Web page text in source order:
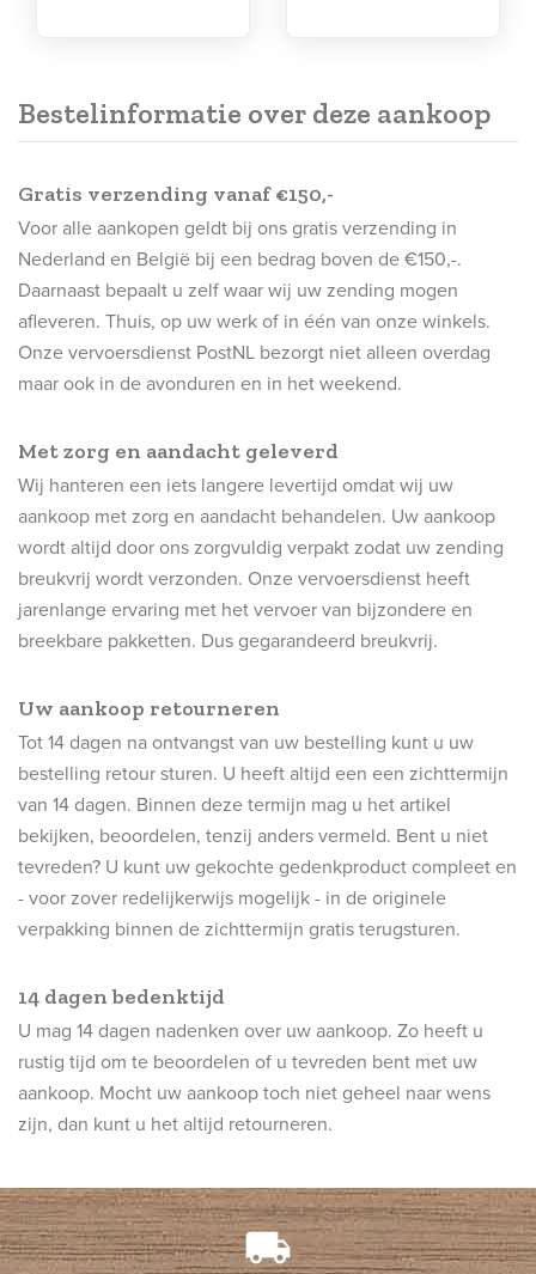
Bestelinformatie over deze aankoop
Gratis verzending vanaf €150,-
Voor alle aankopen geldt bij ons gratis verzending in
Nederland en België bij een bedrag boven de €150,-.
Daarnaast bepaalt u zelf waar wij uw zending mogen
afleveren. Thuis, op uw werk of in één van onze winkels.
Onze vervoersdienst PostNL bezorgt niet alleen overdag
maar ook in de avonduren en in het weekend.
Met zorg en aandacht geleverd
Wij hanteren een iets langere levertijd omdat wij uw
aankoop met zorg en aandacht behandelen. Uw aankoop
wordt altijd door ons zorgvuldig verpakt zodat uw zending
breukvrij wordt verzonden. Onze vervoersdienst heeft
jarenlange ervaring met het vervoer van bijzondere en
breekbare pakketten. Dus gegarandeerd breukvrij.
Uw aankoop retourneren
Tot 14 dagen na ontvangst van uw bestelling kunt u uw
bestelling retour sturen. U heeft altijd een een zichttermijn
van 14 dagen. Binnen deze termijn mag u het artikel
bekijken, beoordelen, tenzij anders vermeld. Bent u niet
tevreden? U kunt uw gekochte gedenkproduct compleet en
- voor zover redelijkerwijs mogelijk - in de originele
verpakking binnen de zichttermijn gratis terugsturen.
14 dagen bedenktijd
U mag 14 dagen nadenken over uw aankoop. Zo heeft u
rustig tijd om te beoordelen of u tevreden bent met uw
aankoop. Mocht uw aankoop toch niet geheel naar wens
zijn, dan kunt u het altijd retourneren.
local_shipping